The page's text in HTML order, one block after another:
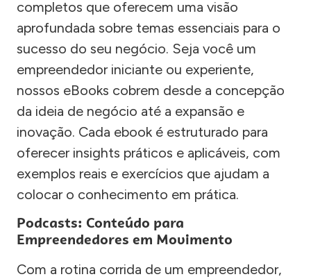
completos que oferecem uma visão
aprofundada sobre temas essenciais para o
sucesso do seu negócio. Seja você um
empreendedor iniciante ou experiente,
nossos eBooks cobrem desde a concepção
da ideia de negócio até a expansão e
inovação. Cada ebook é estruturado para
oferecer insights práticos e aplicáveis, com
exemplos reais e exercícios que ajudam a
colocar o conhecimento em prática.
Podcasts: Conteúdo para
Empreendedores em Movimento
Com a rotina corrida de um empreendedor,